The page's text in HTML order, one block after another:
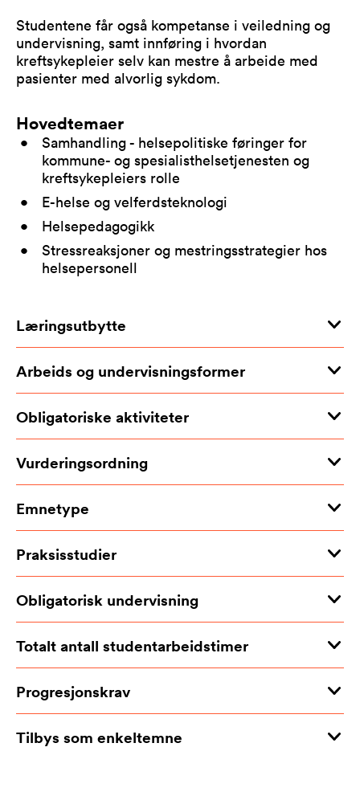
Studentene får også kompetanse i veiledning og
undervisning, samt innføring i hvordan
kreftsykepleier selv kan mestre å arbeide med
pasienter med alvorlig sykdom.
Hovedtemaer
Samhandling - helsepolitiske føringer for
kommune- og spesialisthelsetjenesten og
kreftsykepleiers rolle
E-helse og velferdsteknologi
Helsepedagogikk
Stressreaksjoner og mestringsstrategier hos
helsepersonell
Læringsutbytte
Arbeids og undervisningsformer
Obligatoriske aktiviteter
Vurderingsordning
Emnetype
Praksisstudier
Obligatorisk undervisning
Totalt antall studentarbeidstimer
Progresjonskrav
Tilbys som enkeltemne